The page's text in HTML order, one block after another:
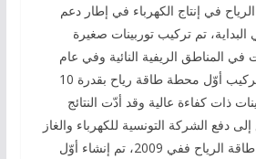
في إنتاج الكهرباء في إطار دعم
تم تركيب توربينات صغيرة
في المناطق الريفية النائية وفي عام
2000، شهدت تونس تركيب أوّل محطة طاقة رياح بقدرة 10
ذات كفاءة عالية وقد أدّت النتائج
إلى دفع الشركة التونسية للكهرباء والغاز
ففي 2009، تم إنشاء أوّل